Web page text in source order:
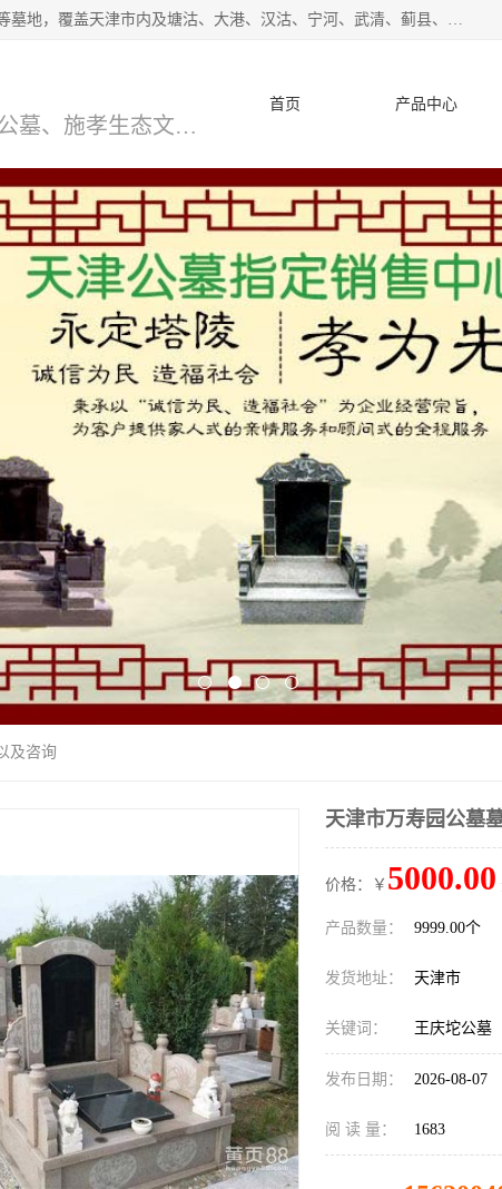
*主营范围：永安陵公墓,永乐园公墓,兰生园公墓,玉佛寺寝宫等墓地，覆盖天津市内及塘沽、大港、汉沽、宁河、武清、蓟县、静海、廊坊、北京、沧州等区域本中心由中国公墓网、天津公墓网、中国陵网、中国周易学会联合推举，我们的团队将会以优质的服务，竭诚为您服务，期待您的来电。
天津公墓、天津墓地、万寿园公墓、施孝生态文化陵园
首页 产品中心
及咨询
天津市万寿园公墓
价格：￥ 5000.00
产品数量： 9999.00个
发货地址： 天津市
关键词： 王庆坨公墓
发布日期： 2026-08-07
阅 读 量： 1683